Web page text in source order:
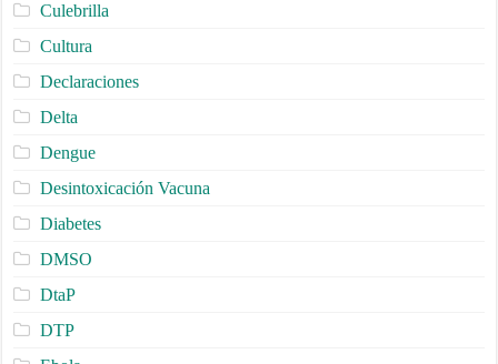
Culebrilla
Cultura
Declaraciones
Delta
Dengue
Desintoxicación Vacuna
Diabetes
DMSO
DtaP
DTP